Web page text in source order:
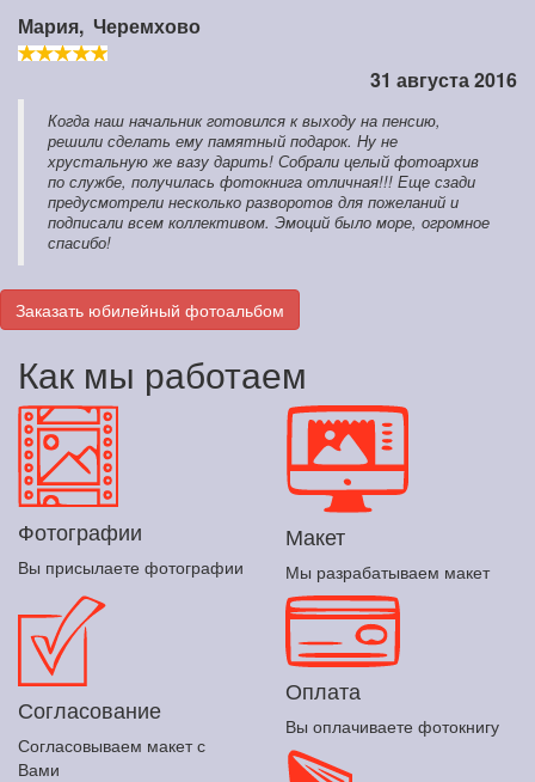
Мария, Черемхово
31 августа 2016
Когда наш начальник готовился к выходу на пенсию,
решили сделать ему памятный подарок. Ну не
хрустальную же вазу дарить! Собрали целый фотоархив
по службе, получилась фотокнига отличная!!! Еще сзади
предусмотрели несколько разворотов для пожеланий и
подписали всем коллективом. Эмоций было море, огромное
спасибо!
Заказать юбилейный фотоальбом
Как мы работаем
Фотографии
Вы присылаете фотографии
Макет
Мы разрабатываем макет
Согласование
Согласовываем макет с
Вами
Оплата
Вы оплачиваете фотокнигу